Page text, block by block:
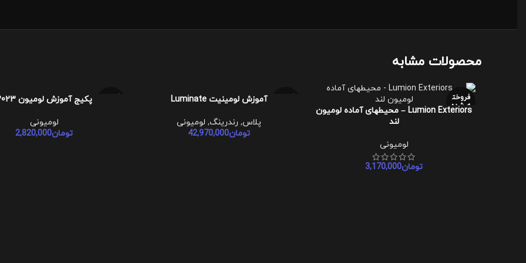
محصولات مشابه
فروخت
ه شده
اطلاعات بیشتر
Lumion Exteriors – محیطهای آماده لومیون
لند
لومیونی
تومان3,170,000
اطلاعات بیشترآموزش لومینیت Luminate
پلاس, رندرینگ, لومیونی
تومان42,970,000
اطلاعات بیشترپکیج آموزش لومیون 2023
لومیونی
تومان2,820,000